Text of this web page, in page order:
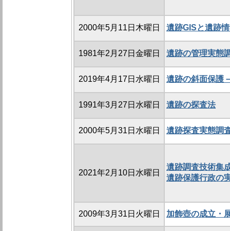
2000年5月11日木曜日 遺跡GISと遺跡
1981年2月27日金曜日 遺跡の管理実態
2019年4月17日水曜日 遺跡の斜面保護
1991年3月27日水曜日 遺跡の探査法
2000年5月31日水曜日 遺跡探査実態調
2021年2月10日水曜日
遺跡調査技術集
遺跡保護行政の
2009年3月31日火曜日 加飾壺の成立・